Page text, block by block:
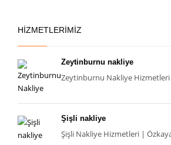
HİZMETLERİMİZ
Zeytinburnu nakliye
Zeytinburnu Nakliye Hizmetleri
Şişli nakliye
Şişli Nakliye Hizmetleri | Özkaya